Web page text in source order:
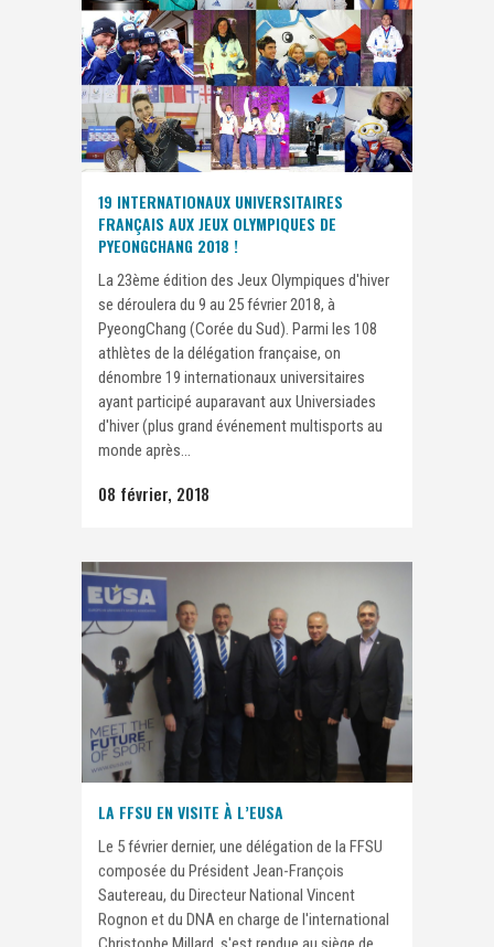
19 INTERNATIONAUX UNIVERSITAIRES
FRANÇAIS AUX JEUX OLYMPIQUES DE
PYEONGCHANG 2018 !
La 23ème édition des Jeux Olympiques d'hiver
se déroulera du 9 au 25 février 2018, à
PyeongChang (Corée du Sud). Parmi les 108
athlètes de la délégation française, on
dénombre 19 internationaux universitaires
ayant participé auparavant aux Universiades
d'hiver (plus grand événement multisports au
monde après...
08 février, 2018
LA FFSU EN VISITE À L’EUSA
Le 5 février dernier, une délégation de la FFSU
composée du Président Jean-François
Sautereau, du Directeur National Vincent
Rognon et du DNA en charge de l'international